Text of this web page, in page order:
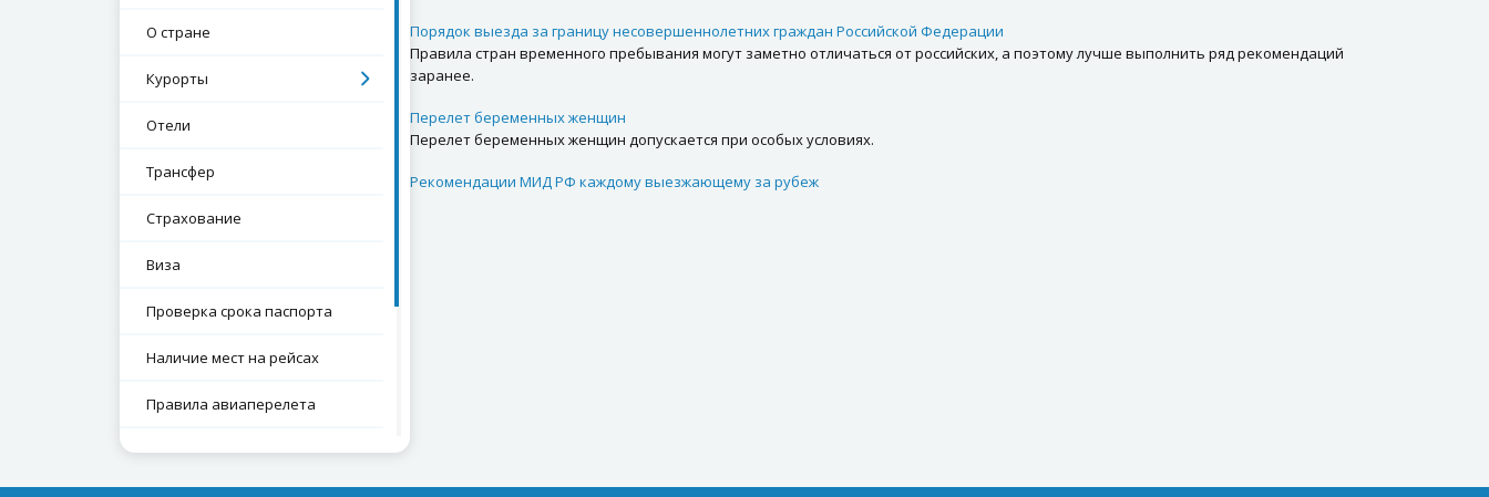
О стране
Курорты
Отели
Трансфер
Страхование
Виза
Проверка срока паспорта
Наличие мест на рейсах
Правила авиаперелета
Экскурсии
Порядок выезда за границу несовершеннолетних граждан Российской Федерации
Правила стран временного пребывания могут заметно отличаться от российских, а поэтому лучше выполнить ряд рекомендаций
заранее.
Перелет беременных женщин
Перелет беременных женщин допускается при особых условиях.
Рекомендации МИД РФ каждому выезжающему за рубеж